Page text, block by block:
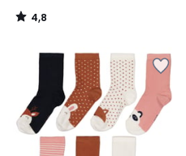
4,8
/